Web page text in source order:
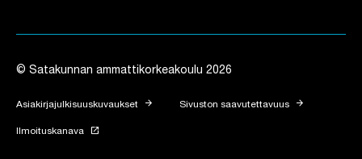
© Satakunnan ammattikorkeakoulu 2026
Asiakirjajulkisuuskuvaukset arrow_forward Sivuston saavutettavuus arrow_forward
Ilmoituskanava Linkki avautuu uuteen välilehteen
launch